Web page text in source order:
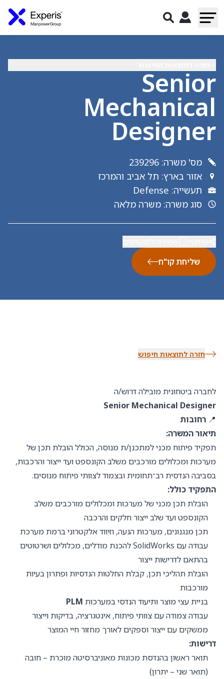
Senior
Mechanical
Designer
מס' משרה:
239296
אזור בארץ: תל אביב והמרכז
תעשייה:
Defense
סוג משרה: משרה מלאה
שליחת קו"ח
חזרה לתוצאות חיפוש
לחברה ביטחונית מובילה דרוש/ה
Senior Mechanical Designer
📍 רחובות
תיאור המשרה:
תפקיד פיתוח מכני למתכנן/ת מנוסה, הכולל הובלת תכן של
מערכות ומכלולים מורכבים משלב הקונספט ועד ייצור והרכבות,
בסביבה הנדסית רב־תחומית ובצמוד לצוותי פיתוח מנוסים.
התפקיד כולל:
הובלת תכן מכני של מערכות ומכלולים מורכבים משלב
הקונספט ועד שלב ייצור חלקים והרכבה
תכן מנגנונים, מערכות הנעה, וזיווד אלקטרוני ברמת מערכת
עבודה עם SolidWorks להכנת מודלים, מכלולים ושרטוטים
בהתאם לדרישות ייצור
הובלת תהליכי תכן, קבלת החלטות הנדסיות ופתרון בעיות
מורכבות
בניית עצי מוצר ותיעוד הנדסי במערכות PLM
עבודה צמודה עם צוותי פיתוח, אינטגרציה, בדיקות וייצור
ממשקים עם ייצור וספקים לאורך מחזור חיי המוצר
דרישות:
תואר ראשון בהנדסת מכונות מאוניברסיטה מוכרת – חובה
(תואר שני – יתרון)